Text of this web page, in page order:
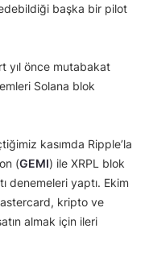
başka bir pilot
yıl önce mutabakat
Solana blok
kasımda Ripple’la
(GEMI) ile XRPL blok
denemeleri yaptı. Ekim
kripto ve
almak için ileri